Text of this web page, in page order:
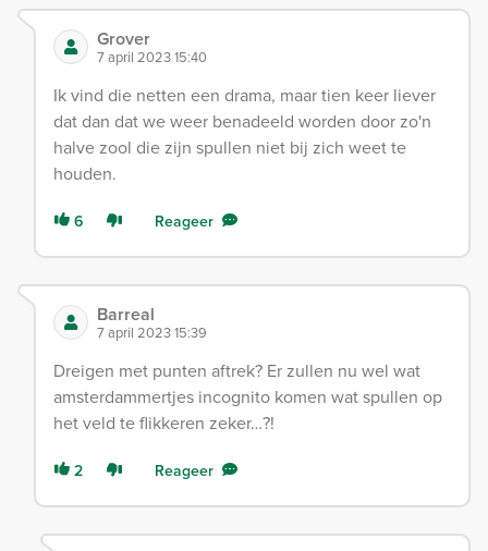
Grover
7 april 2023 15:40
Ik vind die netten een drama, maar tien keer liever
dat dan dat we weer benadeeld worden door zo'n
halve zool die zijn spullen niet bij zich weet te
houden.
6 Reageer
Barreal
7 april 2023 15:39
Dreigen met punten aftrek? Er zullen nu wel wat
amsterdammertjes incognito komen wat spullen op
het veld te flikkeren zeker…?!
2 Reageer